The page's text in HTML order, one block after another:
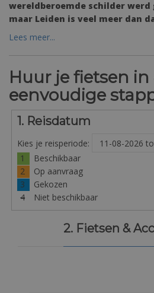
wereldberoemde schilder werd
maar Leiden is veel meer dan
Lees meer...
Huur je fietsen in
eenvoudige
1. Reisdatum
Kies je reisperiode:
1
Beschikbaar
2
Op aanvraag
3
Gekozen
4
Niet beschikbaar
2. Fietsen &